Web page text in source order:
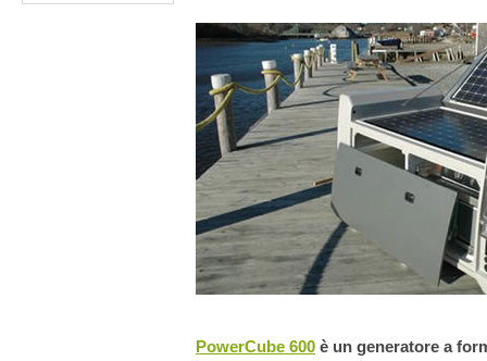
PowerCube 600 è un generatore a